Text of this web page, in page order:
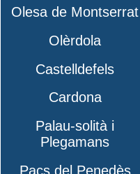
Olesa de Montserrat
Olèrdola
Castelldefels
Cardona
Palau-solità i
Plegamans
Pacs del Penedès